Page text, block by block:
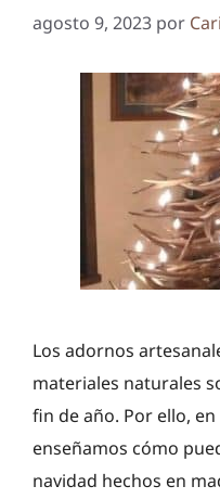
agosto 9, 2023 por
Los adornos
materiales naturales
fin de año. Por ello,
enseñamos cómo
navidad hechos en